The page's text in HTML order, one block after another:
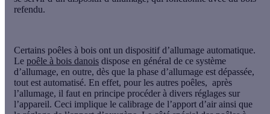
refendu.
Certains poêles à bois ont un dispositif d’allumage automatique.
Le poêle à bois danois dispose en général de ce système
d’allumage, en outre, dès que la phase d’allumage est dépassée,
tout est automatisé. En effet, pour les autres poêles, après
l’allumage, il faut en principe procéder à divers réglages sur
l’appareil. Ceci implique le calibrage de l’apport d’air ainsi que